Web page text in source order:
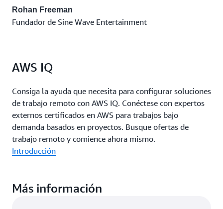
Rohan Freeman
Fundador de Sine Wave Entertainment
AWS IQ
Consiga la ayuda que necesita para configurar soluciones
de trabajo remoto con AWS IQ. Conéctese con expertos
externos certificados en AWS para trabajos bajo
demanda basados en proyectos. Busque ofertas de
trabajo remoto y comience ahora mismo.
Introducción
Más información